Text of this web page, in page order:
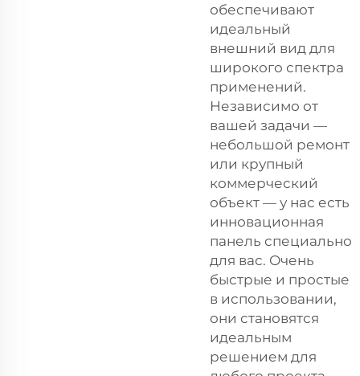
обеспечивают
идеальный
внешний вид для
широкого спектра
применений.
Независимо от
вашей задачи —
небольшой ремонт
или крупный
коммерческий
объект — у нас есть
инновационная
панель специально
для вас. Очень
быстрые и простые
в использовании,
они становятся
идеальным
решением для